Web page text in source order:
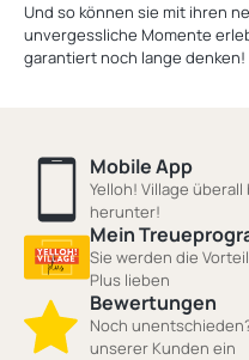
Und so können sie mit ihren
unvergessliche Momente
garantiert noch lange denken!
Mobile App
Yelloh! Village
herunter!
Mein
Sie werden die
Plus lieben
Bewertungen
Noch
unserer Kunden ein